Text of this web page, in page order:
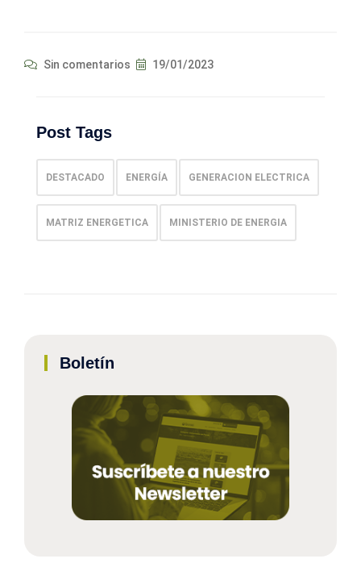
Sin comentarios 19/01/2023
Post Tags
DESTACADO ENERGÍA GENERACION ELECTRICA
MATRIZ ENERGETICA MINISTERIO DE ENERGIA
Boletín